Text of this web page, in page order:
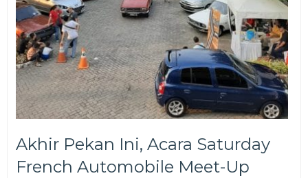
Akhir Pekan Ini, Acara Saturday
French Automobile Meet-Up